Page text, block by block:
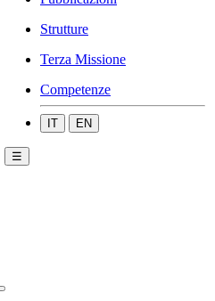
Strutture
Terza Missione
Competenze
IT EN
☰